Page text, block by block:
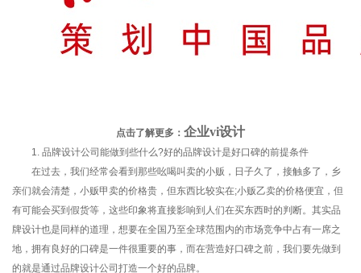
点击了解更多： 企业vi设计
1. 品牌设计公司能做到些什么?好的品牌设计是好口碑的前提条件
在过去，我们经常会看到那些吆喝叫卖的小贩，日子久了，接触多了，乡
亲们就会清楚，小贩甲卖的价格贵，但东西比较实在;小贩乙卖的价格便宜，但
有可能会买到假货等，这些印象将直接影响到人们在买东西时的判断。其实品
牌设计也是同样的道理，想要在全国乃至全球范围内的市场竞争中占有一席之
地，拥有良好的口碑是一件很重要的事，而在营造好口碑之前，我们要先做到
的就是通过品牌设计公司打造一个好的品牌。